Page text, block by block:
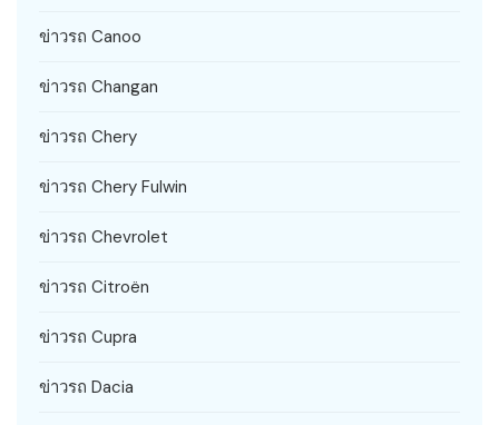
ข่าวรถ Canoo
ข่าวรถ Changan
ข่าวรถ Chery
ข่าวรถ Chery Fulwin
ข่าวรถ Chevrolet
ข่าวรถ Citroën
ข่าวรถ Cupra
ข่าวรถ Dacia